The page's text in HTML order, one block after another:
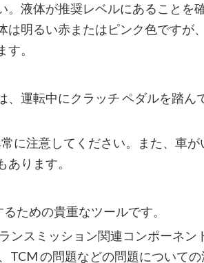
。液体が推奨レベルにあることを
は明るい赤またはピンク色ですが
。
運転中にクラッチ ペダルを踏ん
に注意してください。また、車が
ります。
ための貴重なツールです。
ンスミッション関連コンポーネン
TCM の問題などの問題について